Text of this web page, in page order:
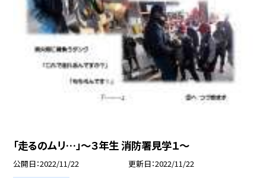
「走るのムリ…」〜３年生 消防署見学１〜
公開日 2022/11/22 更新日 2022/11/22